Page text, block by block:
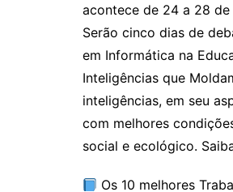
acontece de 24 a 28
Serão cinco dias de
em Informática na
Inteligências que
inteligências, em seu
com melhores
social e ecológico.
Os 10 melhores